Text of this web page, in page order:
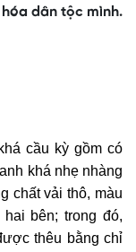
dân tộc mình.
khá cầu kỳ gồm có
khá nhẹ nhàng
chất vải thô, màu
bên; trong đó,
thêu bằng chỉ